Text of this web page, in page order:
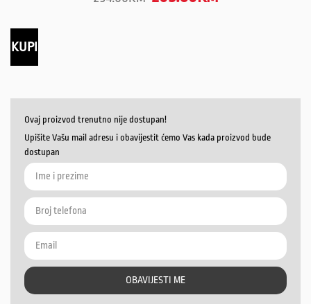
KUPI
Ovaj proizvod trenutno nije dostupan!
Upišite Vašu mail adresu i obavijestit ćemo Vas kada proizvod bude
dostupan
OBAVIJESTI ME